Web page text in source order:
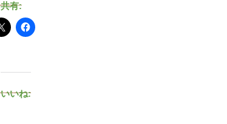
共有:
いいね: